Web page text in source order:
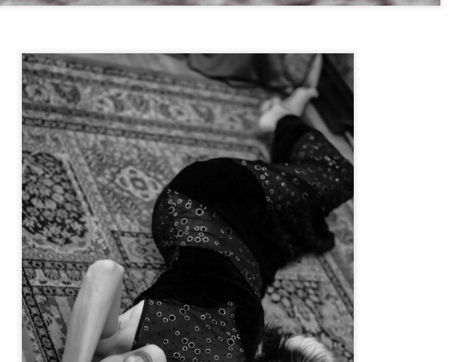
Terra Murata, tappa obbligata per chi visita Procida. Il panorama da qui e´uno dei motivi
delle foto al tramonto che fanno emozionare.
del borgo di Terra Murata , e´stato per molti anni un penitenziario per ergastolani, e´stato
e´visitabile su appuntamento.
di Terra Murata anche l´Abbazia di San Michele (XVI sec.) nucleo religioso e culturale, l
piu ricche e prestigiose dell´Italia Meridionale.
di Santa Margherita.